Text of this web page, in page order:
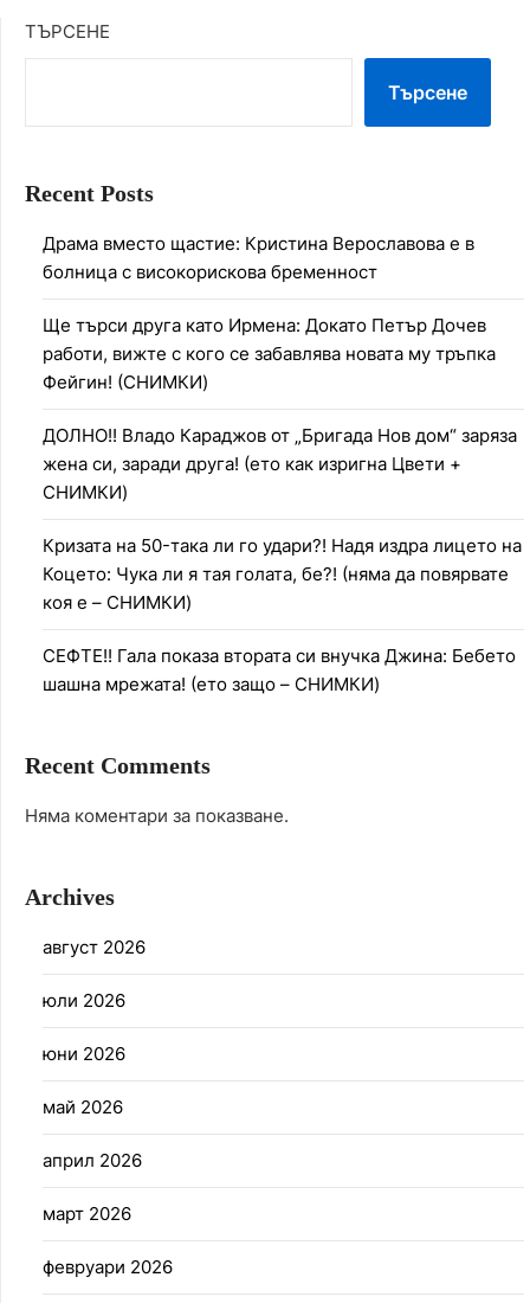
ТЪРСЕНЕ
Търсене
Recent Posts
Драма вместо щастие: Кристина Верославова е в
болница с високорискова бременност
Ще търси друга като Ирмена: Докато Петър Дочев
работи, вижте с кого се забавлява новата му тръпка
Фейгин! (СНИМКИ)
ДОЛНО!! Владо Караджов от „Бригада Нов дом“ заряза
жена си, заради друга! (ето как изригна Цвети +
СНИМКИ)
Кризата на 50-така ли го удари?! Надя издра лицето на
Коцето: Чука ли я тая голата, бе?! (няма да повярвате
коя е – СНИМКИ)
СЕФТЕ!! Гала показа втората си внучка Джина: Бебето
шашна мрежата! (ето защо – СНИМКИ)
Recent Comments
Няма коментари за показване.
Archives
август 2026
юли 2026
юни 2026
май 2026
април 2026
март 2026
февруари 2026